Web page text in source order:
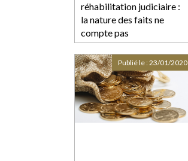
réhabilitation judiciaire :
la nature des faits ne
compte pas
Publié le :23/01/2020